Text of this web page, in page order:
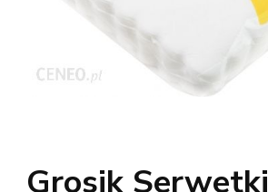
Grosik Serwetki